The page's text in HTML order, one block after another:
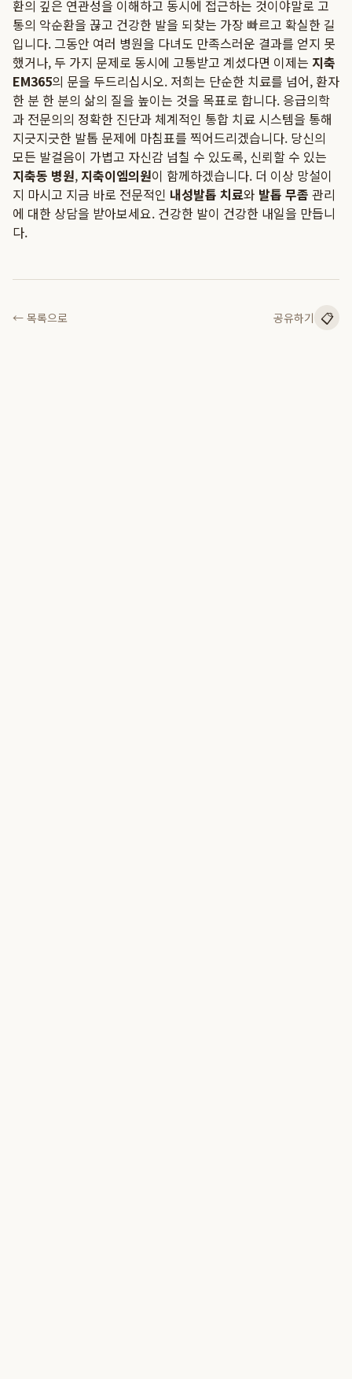
환의 깊은 연관성을 이해하고 동시에 접근하는 것이야말로 고
통의 악순환을 끊고 건강한 발을 되찾는 가장 빠르고 확실한 길
입니다. 그동안 여러 병원을 다녀도 만족스러운 결과를 얻지 못
했거나, 두 가지 문제로 동시에 고통받고 계셨다면 이제는 지축
EM365의 문을 두드리십시오. 저희는 단순한 치료를 넘어, 환자
한 분 한 분의 삶의 질을 높이는 것을 목표로 합니다. 응급의학
과 전문의의 정확한 진단과 체계적인 통합 치료 시스템을 통해
지긋지긋한 발톱 문제에 마침표를 찍어드리겠습니다. 당신의
모든 발걸음이 가볍고 자신감 넘칠 수 있도록, 신뢰할 수 있는
지축동 병원, 지축이엠의원이 함께하겠습니다. 더 이상 망설이
지 마시고 지금 바로 전문적인 내성발톱 치료와 발톱 무좀 관리
에 대한 상담을 받아보세요. 건강한 발이 건강한 내일을 만듭니
다.
← 목록으로 공유하기 📋